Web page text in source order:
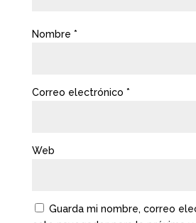
Nombre *
Correo electrónico *
Web
Guarda mi nombre, correo